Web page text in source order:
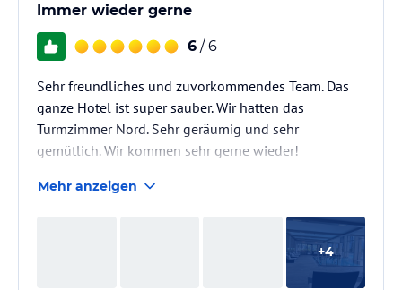
Immer wieder gerne
6 / 6
Sehr freundliches und zuvorkommendes Team. Das
ganze Hotel ist super sauber. Wir hatten das
Turmzimmer Nord. Sehr geräumig und sehr
gemütlich. Wir kommen sehr gerne wieder!
Mehr anzeigen
+4